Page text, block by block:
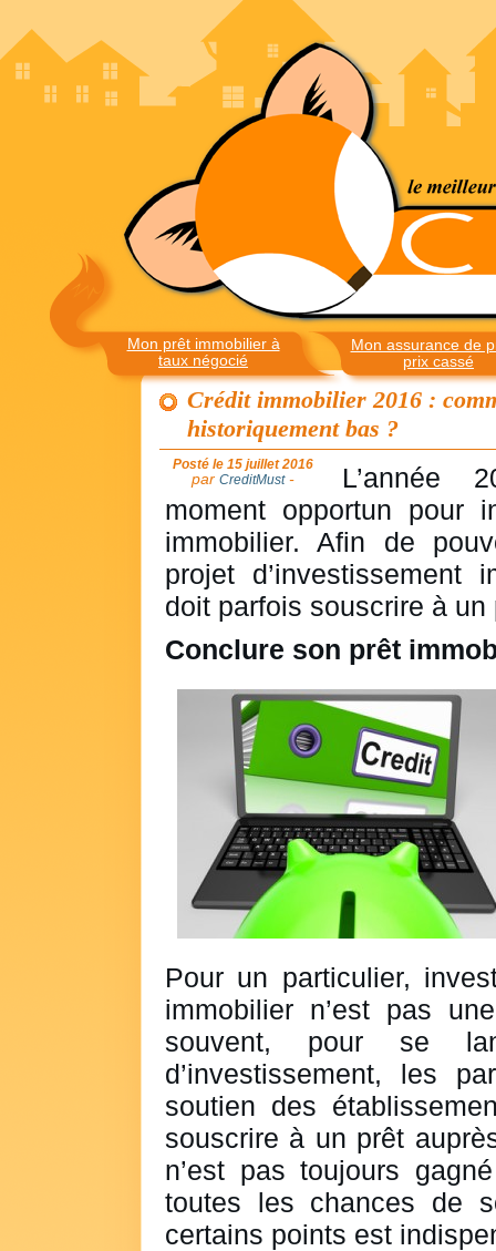
Mon prêt immobilier à
taux négocié
Mon assurance de
prix cassé
Crédit immobilier 2016 :
historiquement bas ?
Posté le 15 juillet 2016
par CreditMust-
L’année
moment opportun pour
immobilier. Afin de
projet d’investissement
doit parfois souscrire à un
Conclure son prêt
Pour un particulier,
immobilier n’est pas
souvent, pour se
d’investissement, les
soutien des
souscrire à un prêt
n’est pas toujours
toutes les chances de
certains points est